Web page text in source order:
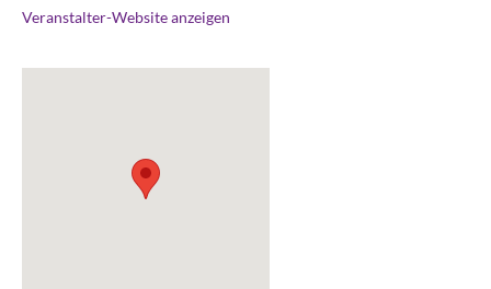
Veranstalter-Website anzeigen